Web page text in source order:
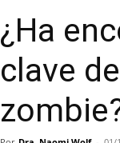
¿Ha
clave